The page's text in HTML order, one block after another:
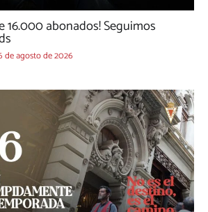
16.000 abonados! Seguimos
de agosto de 2026